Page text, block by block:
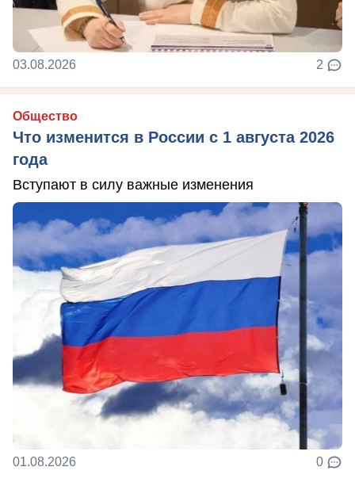
03.08.2026 2
Общество
Что изменится в России с 1 августа 2026
года
Вступают в силу важные изменения
01.08.2026 0